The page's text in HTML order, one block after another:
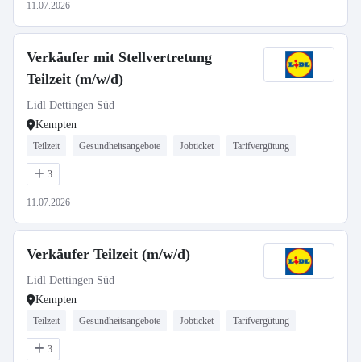
11.07.2026
Verkäufer mit Stellvertretung
Teilzeit (m/w/d)
Lidl Dettingen Süd
Kempten
Teilzeit Gesundheitsangebote Jobticket Tarifvergütung
3
11.07.2026
Verkäufer Teilzeit (m/w/d)
Lidl Dettingen Süd
Kempten
Teilzeit Gesundheitsangebote Jobticket Tarifvergütung
3